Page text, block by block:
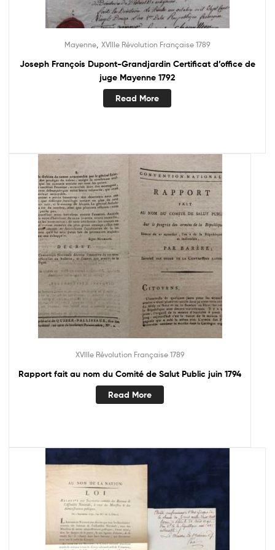
Mayenne XVIIIe Révolution Française 1789
Joseph François Dupont-Grandjardin Certificat d’office de
juge Mayenne 1792
Read More
XVIIIe Révolution Française 1789
Rapport fait au nom du Comité de Salut Public juin 1794
Read More